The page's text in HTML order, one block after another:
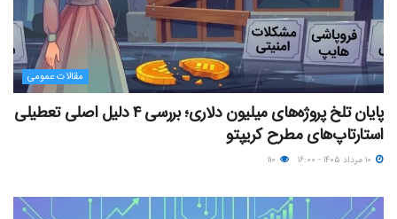
مقالات عمومی
پایان تلخ پروژه‌های میلیون دلاری؛ بررسی ۴ دلیل اصلی تعطیلی
استارتاپ‌های مطرح کریپتو